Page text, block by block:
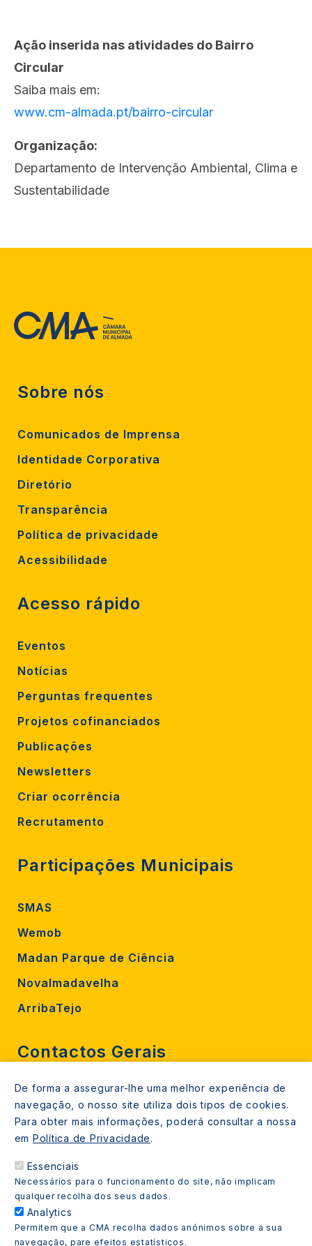
Ação inserida nas atividades do Bairro
Circular
Saiba mais em:
www.cm-almada.pt/bairro-circular
Organização:
Departamento de Intervenção Ambiental, Clima e
Sustentabilidade
Sobre nós
Comunicados de Imprensa
Identidade Corporativa
Diretório
Transparência
Política de privacidade
Acessibilidade
Acesso rápido
Eventos
Notícias
Perguntas frequentes
Projetos cofinanciados
Publicações
Newsletters
Criar ocorrência
Recrutamento
Participações Municipais
SMAS
Wemob
Madan Parque de Ciência
Novalmadavelha
ArribaTejo
Contactos Gerais
212 724 000
800206770 (gratuito rede fixa)
Contacte-nos
Espaços de atendimento
Livro Amarelo
De forma a assegurar-lhe uma melhor experiência de
navegação, o nosso site utiliza dois tipos de cookies.
Para obter mais informações, poderá consultar a nossa
em Política de Privacidade.
Essenciais
Necessários para o funcionamento do site, não implicam
qualquer recolha dos seus dados.
Analytics
Permitem que a CMA recolha dados anónimos sobre a sua
navegação, pare efeitos estatísticos.